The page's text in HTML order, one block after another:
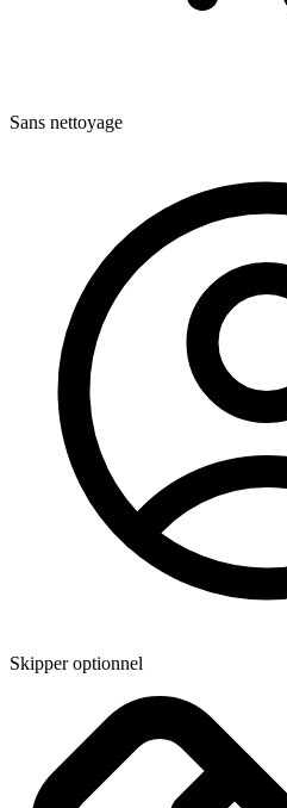
Sans nettoyage
Skipper optionnel